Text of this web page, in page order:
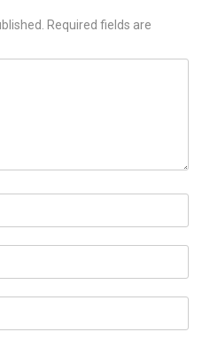
Required fields are